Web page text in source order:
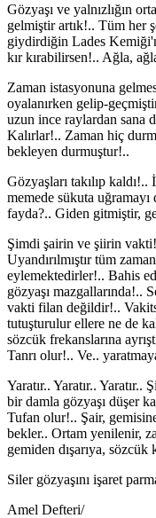
Gözyaşı ve yalnızlığın
gelmiştir artık!.. Tüm her
giydirdiğin Lades
kır kırabilirsen!.. Ağla,
Zaman istasyonuna
oyalanırken gelip-
uzun ince raylardan sana
Kalırlar!.. Zaman hiç
bekleyen durmuştur!..
Gözyaşları takılıp
memede sükuta
fayda?.. Giden gitmiştir,
Şimdi şairin ve şiirin
Uyandırılmıştır tüm
eylemektedirler!.. Bahis
gözyaşı mazgallarında!..
vakti filan değildir!..
tutuşturulur ellere ne de
sözcük frekanslarına
Tanrı olur!.. Ve..
Yaratır.. Yaratır..
bir damla gözyaşı düşer
Tufan olur!.. Şair,
bekler.. Ortam yenilenir,
gemiden dışarıya,
Siler gözyaşını işaret
Amel Defteri/